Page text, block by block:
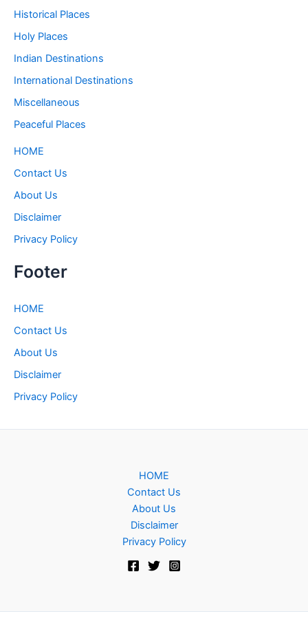
Historical Places
Holy Places
Indian Destinations
International Destinations
Miscellaneous
Peaceful Places
HOME
Contact Us
About Us
Disclaimer
Privacy Policy
Footer
HOME
Contact Us
About Us
Disclaimer
Privacy Policy
HOME
Contact Us
About Us
Disclaimer
Privacy Policy